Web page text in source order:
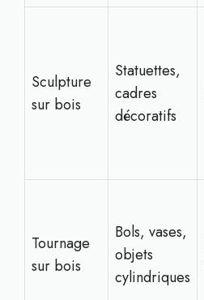
Sculpture
sur bois
Statuettes,
cadres
décoratifs
Tournage
sur bois
Bols, vases,
objets
cylindriques